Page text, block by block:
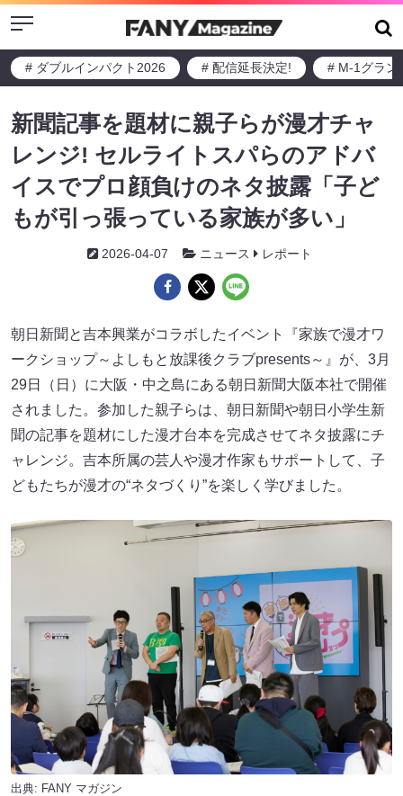
Menu
# ダブルインパクト2026 # 配信延長決定! # M-1グラン
新聞記事を題材に親子らが漫才チャ
レンジ! セルライトスパらのアドバ
イスでプロ顔負けのネタ披露「子ど
もが引っ張っている家族が多い」
2026-04-07 ニュース レポート
朝日新聞と吉本興業がコラボしたイベント『家族で漫才ワ
ークショップ～よしもと放課後クラブpresents～』が、3月
29日（日）に大阪・中之島にある朝日新聞大阪本社で開催
されました。参加した親子らは、朝日新聞や朝日小学生新
聞の記事を題材にした漫才台本を完成させてネタ披露にチ
ャレンジ。吉本所属の芸人や漫才作家もサポートして、子
どもたちが漫才の“ネタづくり”を楽しく学びました。
出典: FANY マガジン